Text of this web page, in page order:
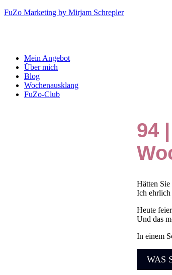
Zum
FuZo Marketing by Mirjam Schrepler
Menü
Mein Angebot
Über mich
Blog
Wochenausklang
FuZo-Club
94
Hätten
Ich ehrlich
Heute
Und das
In einem
WAS